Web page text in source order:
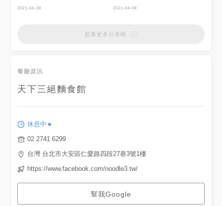
2021-04-28
牛肉牛筋牛尾，他們湯頭蠻好喝
骨$150就好 滷味拼盤好好吃😋
2021-04-09
想看更多分享嗎
餐廳資訊
天下三絕麵食館
休息中
02 2741 6299
台灣 台北市大安區仁愛路四段27巷3號1樓
https://www.facebook.com/noodle3.tw/
幫我Google